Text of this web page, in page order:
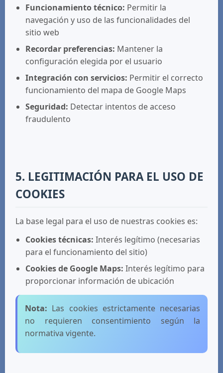
Funcionamiento técnico: Permitir la
navegación y uso de las funcionalidades del
sitio web
Recordar preferencias: Mantener la
configuración elegida por el usuario
Integración con servicios: Permitir el correcto
funcionamiento del mapa de Google Maps
Seguridad: Detectar intentos de acceso
fraudulento
5. LEGITIMACIÓN PARA EL USO DE
COOKIES
La base legal para el uso de nuestras cookies es:
Cookies técnicas: Interés legítimo (necesarias
para el funcionamiento del sitio)
Cookies de Google Maps: Interés legítimo para
proporcionar información de ubicación
Nota: Las cookies estrictamente necesarias
no requieren consentimiento según la
normativa vigente.